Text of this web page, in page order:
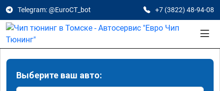
Telegram: @EuroCT_bot +7 (3822) 48-94-08
Выберите ваш авто: